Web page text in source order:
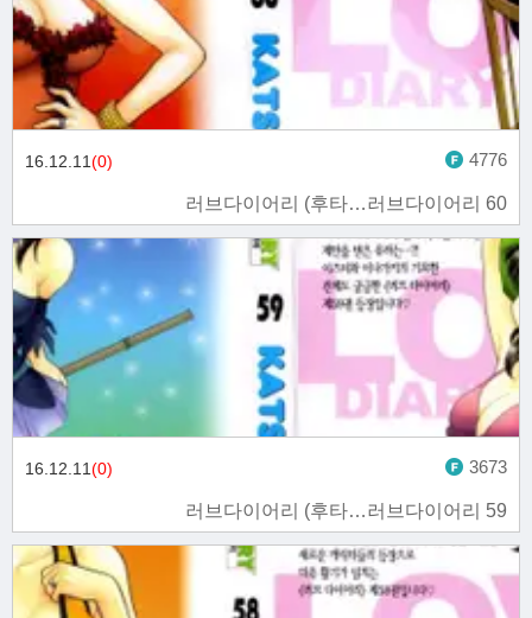
러브다이어리 (후타…러브다이어리 60
16.12.11(0) 4776
러브다이어리 (후타…러브다이어리 59
16.12.11(0) 3673